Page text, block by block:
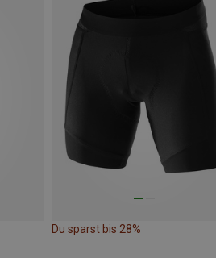
Du sparst bis 28%